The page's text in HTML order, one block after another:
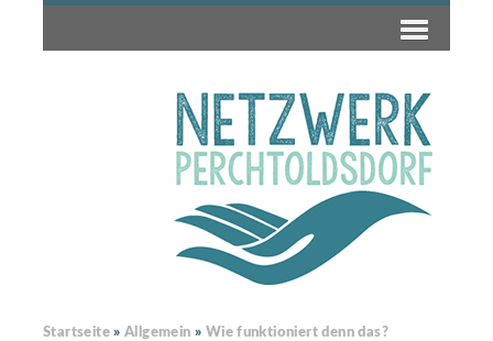
Startseite » Allgemein » Wie funktioniert denn das?